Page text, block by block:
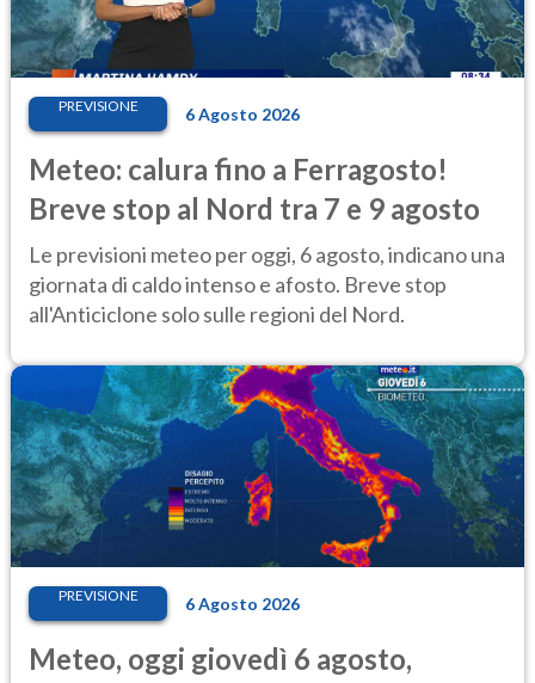
PREVISIONE 6 Agosto 2026
Meteo: calura fino a Ferragosto!
Breve stop al Nord tra 7 e 9 agosto
Le previsioni meteo per oggi, 6 agosto, indicano una
giornata di caldo intenso e afosto. Breve stop
all'Anticiclone solo sulle regioni del Nord.
PREVISIONE 6 Agosto 2026
Meteo, oggi giovedì 6 agosto,